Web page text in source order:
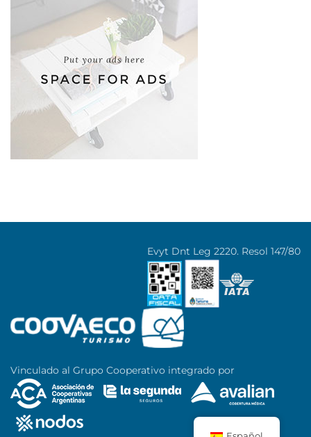
Evyt Dnt Leg 2220. Resol 147/80
Vinculado al Grupo Cooperativo integrado por